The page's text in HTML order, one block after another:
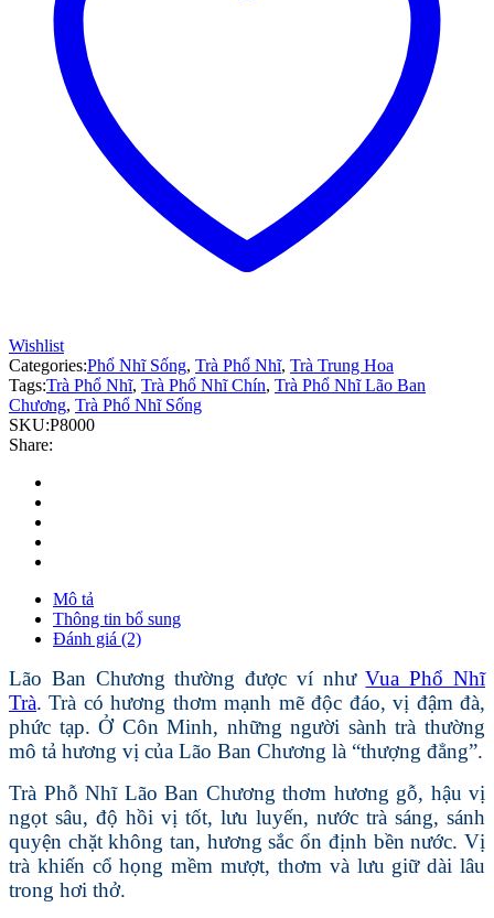
Wishlist
Categories:Phổ Nhĩ Sống, Trà Phổ Nhĩ, Trà Trung Hoa
Tags:Trà Phổ Nhĩ, Trà Phổ Nhĩ Chín, Trà Phổ Nhĩ Lão Ban
Chương, Trà Phổ Nhĩ Sống
SKU:P8000
Share:
Mô tả
Thông tin bổ sung
Đánh giá (2)
Lão Ban Chương thường được ví nhưVua Phổ Nhĩ
Trà. Trà có hương thơm mạnh mẽ độc đáo, vị đậm đà,
phức tạp. Ở Côn Minh, những người sành trà thường
mô tả hương vị của Lão Ban Chương là “thượng đẳng”.
Trà Phỗ Nhĩ Lão Ban Chương thơm hương gỗ, hậu vị
ngọt sâu, độ hồi vị tốt, lưu luyến, nước trà sáng, sánh
quyện chặt không tan, hương sắc ổn định bền nước. Vị
trà khiến cổ họng mềm mượt, thơm và lưu giữ dài lâu
trong hơi thở.